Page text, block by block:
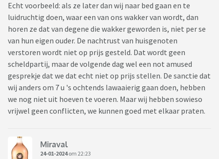
Echt voorbeeld: als ze later dan wij naar bed gaan en te
luidruchtig doen, waar een van ons wakker van wordt, dan
horen ze dat van degene die wakker geworden is, niet per se
van hun eigen ouder. De nachtrust van huisgenoten
verstoren wordt niet op prijs gesteld. Dat wordt geen
scheldpartij, maar de volgende dag wel een not amused
gesprekje dat we dat echt niet op prijs stellen. De sanctie dat
wij anders om 7 u 's ochtends lawaaierig gaan doen, hebben
we nog niet uit hoeven te voeren. Maar wij hebben sowieso
vrijwel geen conflicten, we kunnen goed met elkaar praten.
Miraval
24-01-2024om 22:23